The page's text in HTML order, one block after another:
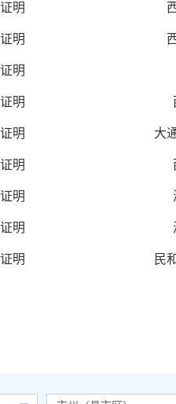
明
明
明
明
明 大
明
明
明
明 民